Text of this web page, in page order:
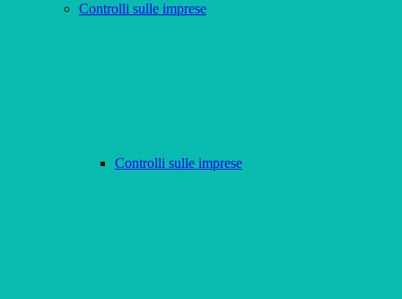
Controlli sulle imprese
Controlli sulle imprese